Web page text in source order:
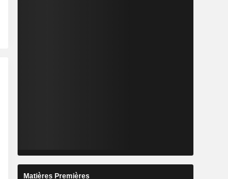
Matières Premières